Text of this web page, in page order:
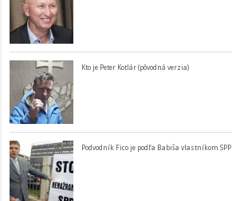
Kto je Peter Kotlár (pôvodná verzia)
Podvodník Fico je podľa Babiša vlastníkom SPP